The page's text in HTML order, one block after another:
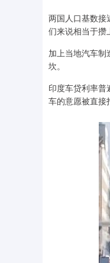
两国人口基数接
们来说相当于攒
加上当地汽车
坎。
印度车贷利率
车的意愿被直接